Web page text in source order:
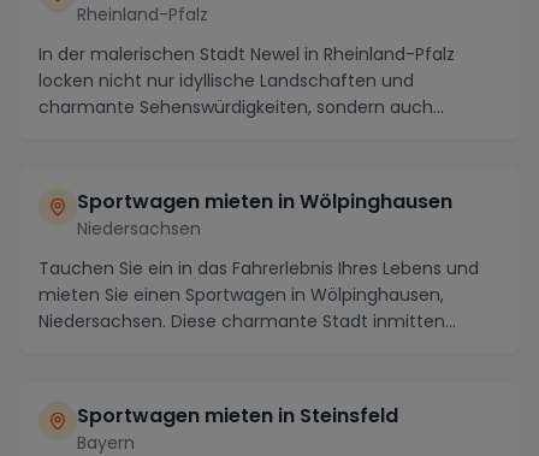
Rheinland-Pfalz
In der malerischen Stadt Newel in Rheinland-Pfalz
locken nicht nur idyllische Landschaften und
charmante Sehenswürdigkeiten, sondern auch
Sportwagen mieten in Wölpinghausen
Niedersachsen
Tauchen Sie ein in das Fahrerlebnis Ihres Lebens und
mieten Sie einen Sportwagen in Wölpinghausen,
Niedersachsen. Diese charmante Stadt inmitten
Sportwagen mieten in Steinsfeld
Bayern